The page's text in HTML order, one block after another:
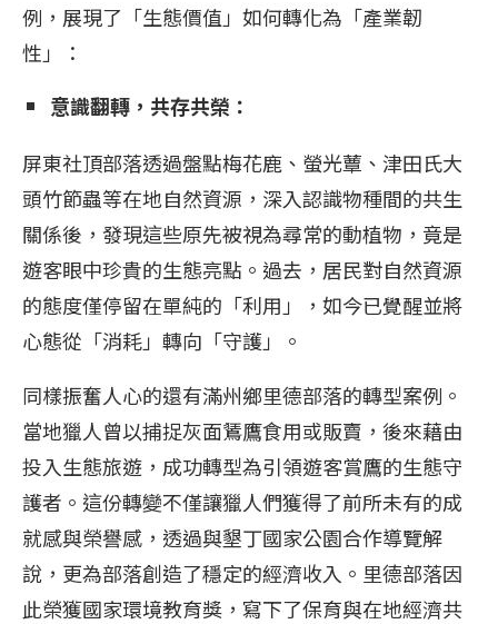
例，展現了「生態價值」如何轉化為「產業韌
性」：
意識翻轉，共存共榮：
屏東社頂部落透過盤點梅花鹿、螢光蕈、津田氏大
頭竹節蟲等在地自然資源，深入認識物種間的共生
關係後，發現這些原先被視為尋常的動植物，竟是
遊客眼中珍貴的生態亮點。過去，居民對自然資源
的態度僅停留在單純的「利用」，如今已覺醒並將
心態從「消耗」轉向「守護」。
同樣振奮人心的還有滿州鄉里德部落的轉型案例。
當地獵人曾以捕捉灰面鵟鷹食用或販賣，後來藉由
投入生態旅遊，成功轉型為引領遊客賞鷹的生態守
護者。這份轉變不僅讓獵人們獲得了前所未有的成
就感與榮譽感，透過與墾丁國家公園合作導覽解
說，更為部落創造了穩定的經濟收入。里德部落因
此榮獲國家環境教育獎，寫下了保育與在地經濟共